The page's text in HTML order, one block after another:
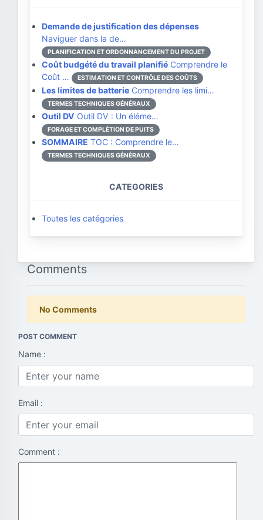
Demande de justification des dépenses
Naviguer dans la de…
PLANIFICATION ET ORDONNANCEMENT DU PROJET
Coût budgété du travail planifié Comprendre le
Coût …
ESTIMATION ET CONTRÔLE DES COÛTS
Les limites de batterie Comprendre les limi…
TERMES TECHNIQUES GÉNÉRAUX
Outil DV Outil DV : Un éléme…
FORAGE ET COMPLÉTION DE PUITS
SOMMAIRE TOC : Comprendre le…
TERMES TECHNIQUES GÉNÉRAUX
CATEGORIES
Toutes les catégories
Comments
No Comments
POST COMMENT
Name :
Email :
Comment :